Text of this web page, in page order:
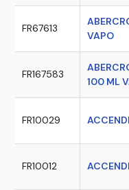
FR67613
VAPO
FR167583
100 ML
FR10029
FR10012